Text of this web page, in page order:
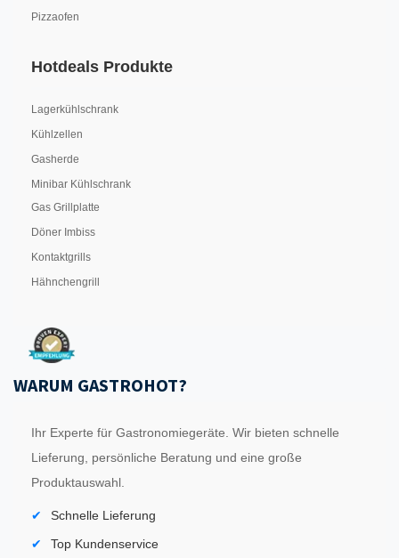
Pizzaofen
Hotdeals Produkte
Lagerkühlschrank
Kühlzellen
Gasherde
Minibar Kühlschrank
Gas Grillplatte
Döner Imbiss
Kontaktgrills
Hähnchengrill
WARUM GASTROHOT?
Ihr Experte für Gastronomiegeräte. Wir bieten schnelle
Lieferung, persönliche Beratung und eine große
Produktauswahl.
Schnelle Lieferung
Top Kundenservice